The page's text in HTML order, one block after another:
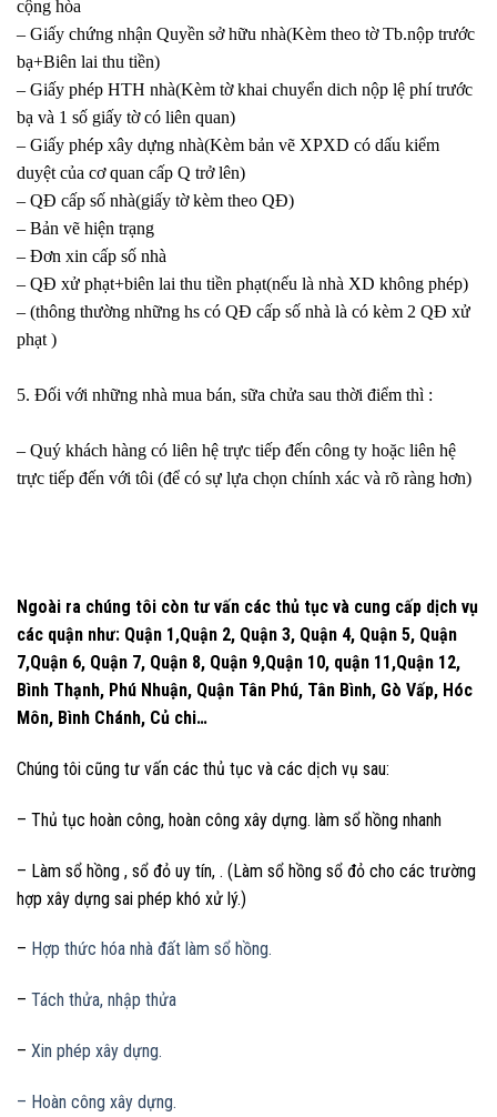
cộng hòa
– Giấy chứng nhận Quyền sở hữu nhà(Kèm theo tờ Tb.nộp trước
bạ+Biên lai thu tiền)
– Giấy phép HTH nhà(Kèm tờ khai chuyển dich nộp lệ phí trước
bạ và 1 số giấy tờ có liên quan)
– Giấy phép xây dựng nhà(Kèm bản vẽ XPXD có dấu kiểm
duyệt của cơ quan cấp Q trở lên)
– QĐ cấp số nhà(giấy tờ kèm theo QĐ)
– Bản vẽ hiện trạng
– Đơn xin cấp số nhà
– QĐ xử phạt+biên lai thu tiền phạt(nếu là nhà XD không phép)
– (thông thường những hs có QĐ cấp số nhà là có kèm 2 QĐ xử
phạt )
5. Đối với những nhà mua bán, sữa chửa sau thời điểm thì :
– Quý khách hàng có liên hệ trực tiếp đến công ty hoặc liên hệ
trực tiếp đến với tôi (để có sự lựa chọn chính xác và rõ ràng hơn)
Ngoài ra chúng tôi còn tư vấn các thủ tục và cung cấp dịch vụ
các quận như: Quận 1,Quận 2, Quận 3, Quận 4, Quận 5, Quận
7,Quận 6, Quận 7, Quận 8, Quận 9,Quận 10, quận 11,Quận 12,
Bình Thạnh, Phú Nhuận, Quận Tân Phú, Tân Bình, Gò Vấp, Hóc
Môn, Bình Chánh, Củ chi…
Chúng tôi cũng tư vấn các thủ tục và các dịch vụ sau:
– Thủ tục hoàn công, hoàn công xây dựng. làm sổ hồng nhanh
– Làm sổ hồng , sổ đỏ uy tín, . (Làm sổ hồng sổ đỏ cho các trường
hợp xây dựng sai phép khó xử lý.)
– Hợp thức hóa nhà đất làm sổ hồng.
– Tách thửa, nhập thửa
– Xin phép xây dựng.
– Hoàn công xây dựng.